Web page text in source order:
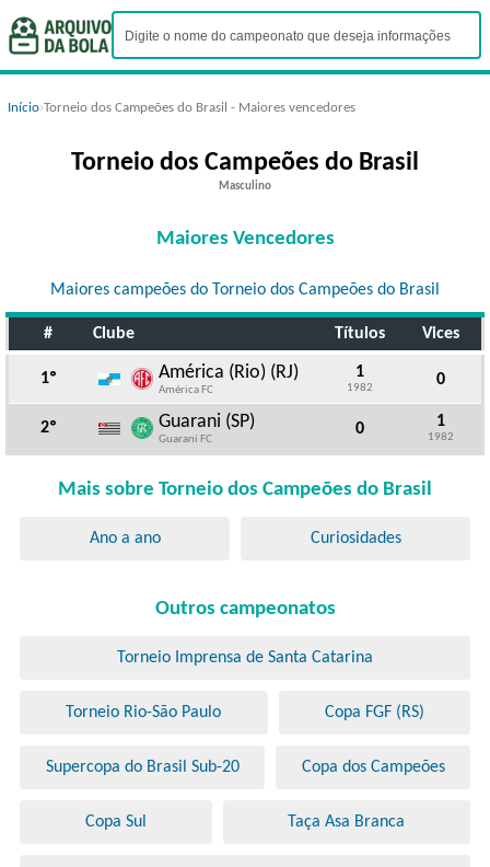
Início›Torneio dos Campeões do Brasil - Maiores vencedores
Torneio dos Campeões do Brasil
Masculino
Maiores Vencedores
Maiores campeões do Torneio dos Campeões do Brasil
# Clube Títulos Vices
1º América (Rio) (RJ)
América FC
1
1982 0
2º Guarani (SP)
Guarani FC
0 1
1982
Mais sobre Torneio dos Campeões do Brasil
Ano a ano Curiosidades
Outros campeonatos
Torneio Imprensa de Santa Catarina
Torneio Rio-São Paulo Copa FGF (RS)
Supercopa do Brasil Sub-20 Copa dos Campeões
Copa Sul Taça Asa Branca